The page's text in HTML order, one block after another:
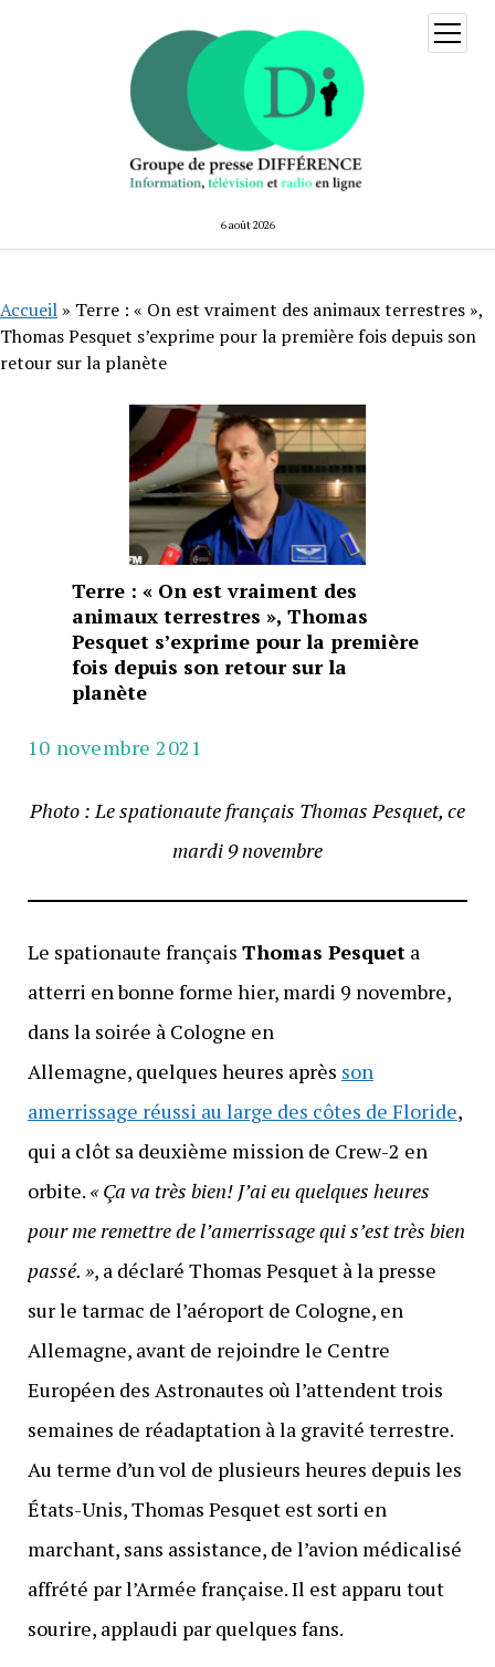
6 août 2026
ouvrir
menu
Accueil » Terre : « On est vraiment des animaux terrestres »,
Thomas Pesquet s’exprime pour la première fois depuis son
retour sur la planète
Terre : « On est vraiment des
animaux terrestres », Thomas
Pesquet s’exprime pour la première
fois depuis son retour sur la
planète
10 novembre 2021
Photo : Le spationaute français Thomas Pesquet, ce
mardi 9 novembre
Le spationaute français Thomas Pesqueta
atterri en bonne forme hier, mardi 9 novembre,
dans la soirée à Cologne en
Allemagne, quelques heures après son
amerrissage réussi au large des côtes de Floride,
qui a clôt sa deuxième mission de Crew-2 en
orbite. « Ça va très bien! J’ai eu quelques heures
pour me remettre de l’amerrissage qui s’est très bien
passé. », a déclaré Thomas Pesquet à la presse
sur le tarmac de l’aéroport de Cologne, en
Allemagne, avant de rejoindre le Centre
Européen des Astronautes où l’attendent trois
semaines de réadaptation à la gravité terrestre.
Au terme d’un vol de plusieurs heures depuis les
États-Unis, Thomas Pesquet est sorti en
marchant, sans assistance, de l’avion médicalisé
affrété par l’Armée française. Il est apparu tout
sourire, applaudi par quelques fans.